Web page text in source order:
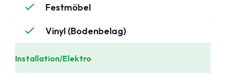
Festmöbel
Vinyl (Bodenbelag)
Installation/Elektro